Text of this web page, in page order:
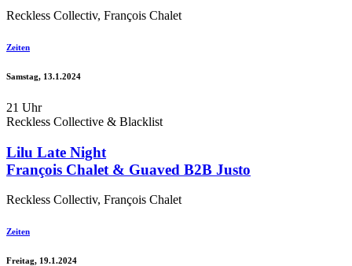
Reckless Collectiv, François Chalet
Zeiten
Samstag, 13.1.2024
21 Uhr
Reckless Collective & Blacklist
Lilu Late Night
François Chalet & Guaved B2B Justo
Reckless Collectiv, François Chalet
Zeiten
Freitag, 19.1.2024